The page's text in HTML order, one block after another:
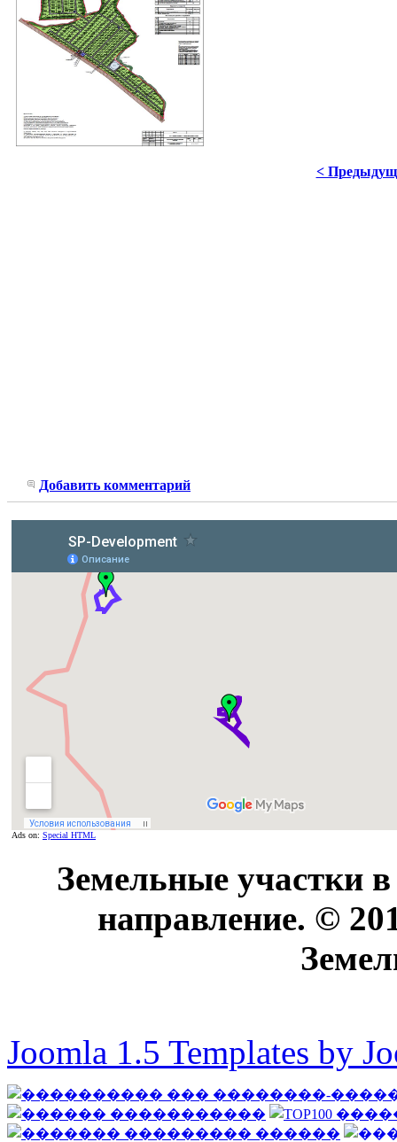
<
Добавить комментарий
Ads on: Special HTML
Земельные участки
направление. ©
Joomla 1.5 Templates by